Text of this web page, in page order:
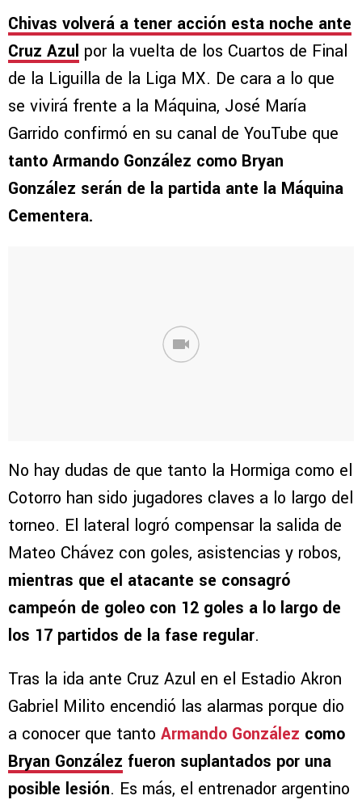
Chivas volverá a tener acción esta noche ante
Cruz Azul por la vuelta de los Cuartos de Final
de la Liguilla de la Liga MX. De cara a lo que
se vivirá frente a la Máquina, José María
Garrido confirmó en su canal de YouTube que
tanto Armando González como Bryan
González serán de la partida ante la Máquina
Cementera.
No hay dudas de que tanto la Hormiga como el
Cotorro han sido jugadores claves a lo largo del
torneo. El lateral logró compensar la salida de
Mateo Chávez con goles, asistencias y robos,
mientras que el atacante se consagró
campeón de goleo con 12 goles a lo largo de
los 17 partidos de la fase regular.
Tras la ida ante Cruz Azul en el Estadio Akron
Gabriel Milito encendió las alarmas porque dio
a conocer que tanto Armando González como
Bryan González fueron suplantados por una
posible lesión. Es más, el entrenador argentino